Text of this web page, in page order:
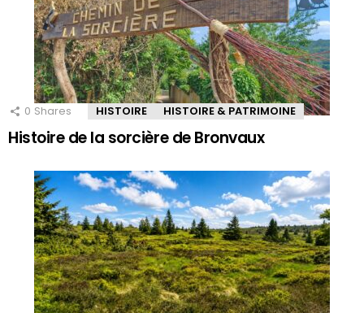
0 Shares HISTOIRE HISTOIRE & PATRIMOINE
Histoire de la sorcière de Bronvaux